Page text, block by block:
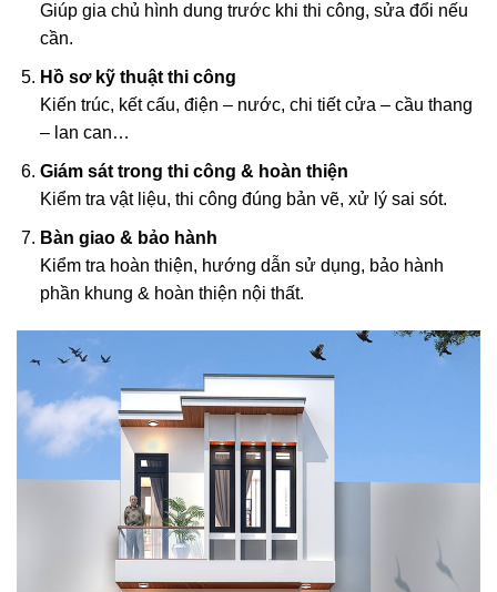
Giúp gia chủ hình dung trước khi thi công, sửa đổi nếu
cần.
Hồ sơ kỹ thuật thi công
Kiến trúc, kết cấu, điện – nước, chi tiết cửa – cầu thang
– lan can…
Giám sát trong thi công & hoàn thiện
Kiểm tra vật liệu, thi công đúng bản vẽ, xử lý sai sót.
Bàn giao & bảo hành
Kiểm tra hoàn thiện, hướng dẫn sử dụng, bảo hành
phần khung & hoàn thiện nội thất.